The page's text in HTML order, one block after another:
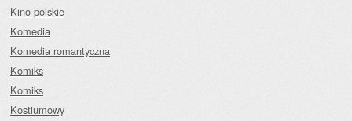
Kino polskie
Komedia
Komedia romantyczna
Komiks
Komiks
Kostiumowy